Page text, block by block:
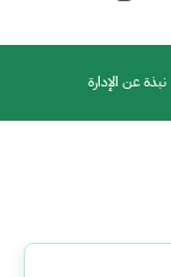
نبذة عن الإدارة